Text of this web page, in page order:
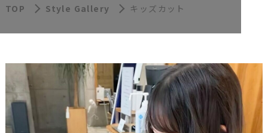
TOP Style Gallery キッズカット